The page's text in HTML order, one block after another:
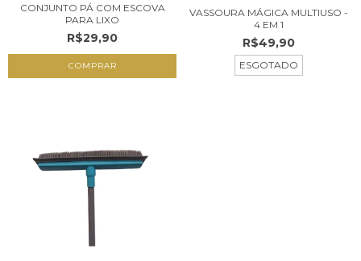
CONJUNTO PÁ COM ESCOVA
PARA LIXO
R$29,90
VASSOURA MÁGICA MULTIUSO -
4 EM 1
R$49,90
ESGOTADO